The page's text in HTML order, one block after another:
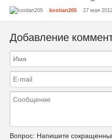
kostian205 27 мая
Добавление
Вопрос: Напишите